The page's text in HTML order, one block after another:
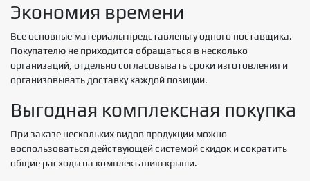
Экономия времени
Все основные материалы представлены у одного поставщика.
Покупателю не приходится обращаться в несколько
организаций, отдельно согласовывать сроки изготовления и
организовывать доставку каждой позиции.
Выгодная комплексная покупка
При заказе нескольких видов продукции можно
воспользоваться действующей системой скидок и сократить
общие расходы на комплектацию крыши.